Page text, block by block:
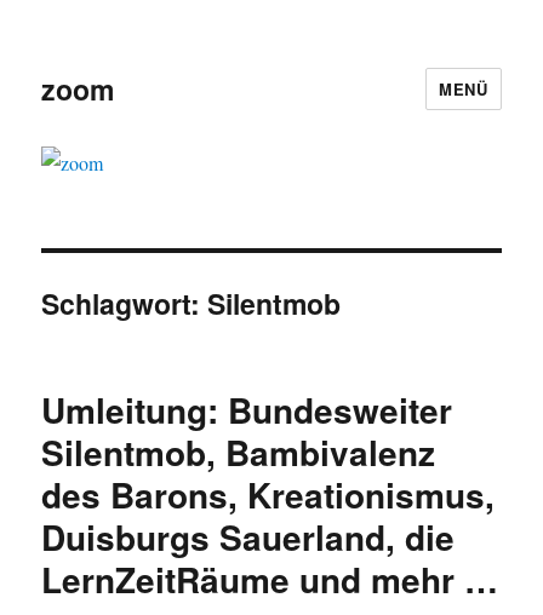
zoom MENÜ
Schlagwort:Silentmob
Umleitung: Bundesweiter
Silentmob, Bambivalenz
des Barons, Kreationismus,
Duisburgs Sauerland, die
LernZeitRäume und mehr …